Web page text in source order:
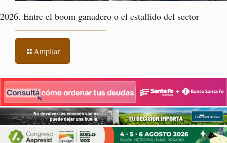
2026. Entre el boom ganadero o el estallido del sector
Ampliar